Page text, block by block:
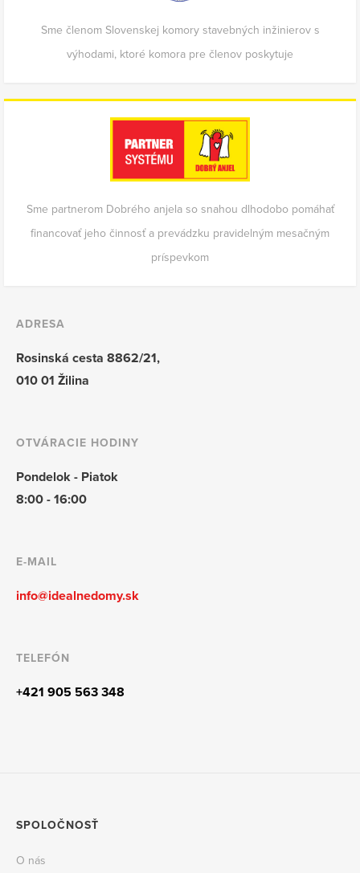
Sme členom Slovenskej komory stavebných inžinierov s
výhodami, ktoré komora pre členov poskytuje
Sme partnerom Dobrého anjela so snahou dlhodobo pomáhať
financovať jeho činnosť a prevádzku pravidelným mesačným
príspevkom
ADRESA
Rosinská cesta 8862/21,
010 01 Žilina
OTVÁRACIE HODINY
Pondelok - Piatok
8:00 - 16:00
E-MAIL
info@idealnedomy.sk
TELEFÓN
+421 905 563 348
SPOLOČNOSŤ
O nás